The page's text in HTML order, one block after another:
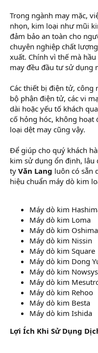
e
r
Trong ngành may mặc,
nhọn, kim loại như mũi
đảm bảo an toàn cho
chuyên nghiệp chất
xuất. Chính vì thế mà
may đều đầu tư sử dụng
Các thiết bị điện tử,
bộ phận điện tử, các vi
dài hoặc yếu tố khách
cố hỏng hóc, không
loại dệt may cũng vậy.
Để giúp cho quý khách
kim sử dụng ổn định, lâu
ty Văn Lang luôn có sẵn
hiệu chuẩn máy dò kim
Máy dò kim
Máy dò kim Loma
Máy dò kim Oshima
Máy dò kim Nissin
Máy dò kim Square
Máy dò kim Dong
Máy dò kim
Máy dò kim
Máy dò kim Rehoo
Máy dò kim Besta
Máy dò kim Ishida
Lợi Ích Khi Sử Dụng